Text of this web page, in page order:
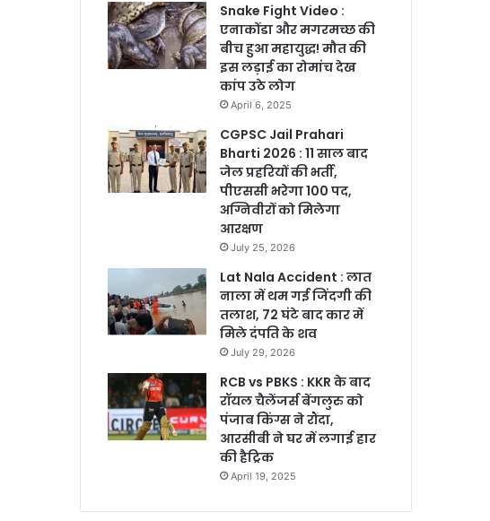
Snake Fight Video :
एनाकोंडा और मगरमच्छ की
बीच हुआ महायुद्ध! मौत की
इस लड़ाई का रोमांच देख
कांप उठे लोग
April 6, 2025
CGPSC Jail Prahari
Bharti 2026 : 11 साल बाद
जेल प्रहरियों की भर्ती,
पीएससी भरेगा 100 पद,
अग्निवीरों को मिलेगा
आरक्षण
July 25, 2026
Lat Nala Accident : लात
नाला में थम गई जिंदगी की
तलाश, 72 घंटे बाद कार में
मिले दंपति के शव
July 29, 2026
RCB vs PBKS : KKR के बाद
रॉयल चैलेंजर्स बेंगलुरु को
पंजाब किंग्स ने रौंदा,
आरसीबी ने घर में लगाई हार
की हैट्रिक
April 19, 2025